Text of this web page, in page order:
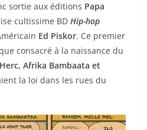
sortie aux éditions Papa
cultissime BD Hip-hop
Ed Piskor. Ce premier
consacré à la naissance du
Afrika Bambaata et
la loi dans les rues du